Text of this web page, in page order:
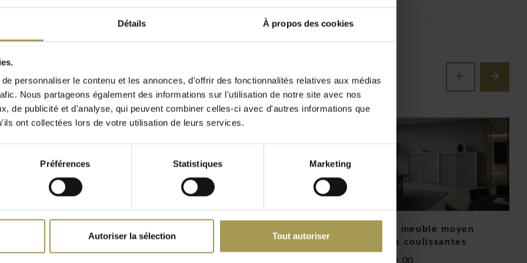
Détails À propos des cookies
personnaliser le contenu et les annonces, d'offrir des fonctionnalités relatives aux médias
Nous partageons également des informations sur l'utilisation de notre site avec nos
de publicité et d'analyse, qui peuvent combiner celles-ci avec d'autres informations que
ont collectées lors de votre utilisation de leurs services.
Préférences Statistiques Marketing
Autoriser la sélection Tout autoriser
et sa qualité
efficacement
facile, tandis que le
et professionnelle,
un rangement pratique,
Isotta meuble moyen
portes coulissantes
€2.312,00